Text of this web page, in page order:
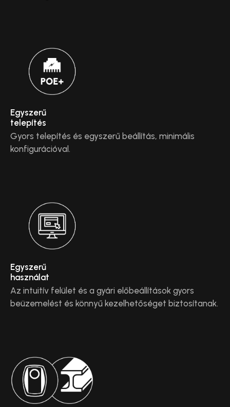
Egyszerű
telepítés
Gyors telepítés és egyszerű beállítás, minimális
konfigurációval.
Egyszerű
használat
Az intuitív felület és a gyári előbeállítások gyors
beüzemelést és könnyű kezelhetőséget biztosítanak.